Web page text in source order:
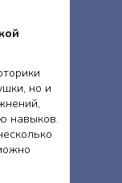
но и
навыков.